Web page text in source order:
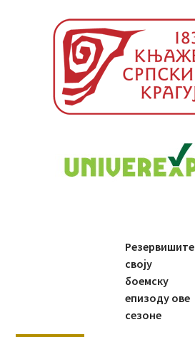
Резервишите
своју
боемску
епизоду ове
сезоне